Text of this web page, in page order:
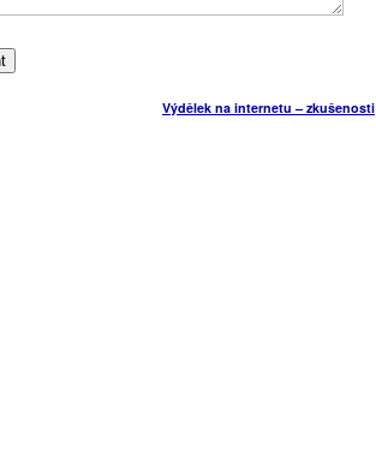
Výdělek na internetu – zkušenosti